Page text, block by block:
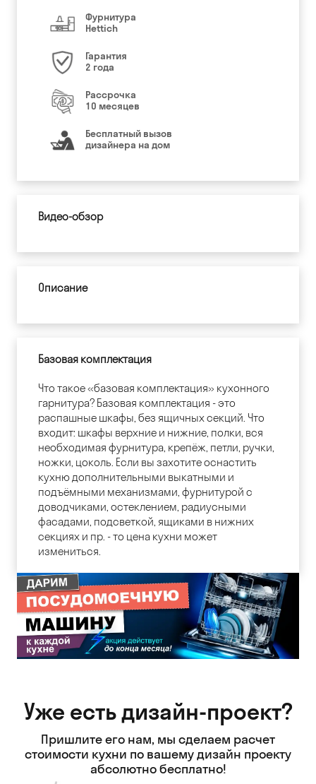
Фурнитура
Hettich
Гарантия
2 года
Рассрочка
10 месяцев
Бесплатный вызов
дизайнера на дом
Видео-обзор
Описание
Базовая комплектация
Что такое «базовая комплектация» кухонного
гарнитура? Базовая комплектация - это
распашные шкафы, без ящичных секций. Что
входит: шкафы верхние и нижние, полки, вся
необходимая фурнитура, крепёж, петли, ручки,
ножки, цоколь. Если вы захотите оснастить
кухню дополнительными выкатными и
подъёмными механизмами, фурнитурой с
доводчиками, остеклением, радиусными
фасадами, подсветкой, ящиками в нижних
секциях и пр. - то цена кухни может
измениться.
Уже есть дизайн-проект?
Пришлите его нам, мы сделаем расчет
стоимости кухни по вашему дизайн проекту
абсолютно бесплатно!